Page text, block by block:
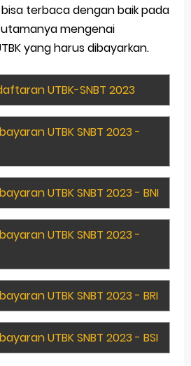
bisa terbaca dengan baik pada
utamanya mengenai
yang harus dibayarkan.
UTBK-SNBT 2023
UTBK SNBT 2023 -
UTBK SNBT 2023 - BNI
UTBK SNBT 2023 -
UTBK SNBT 2023 - BRI
UTBK SNBT 2023 - BSI